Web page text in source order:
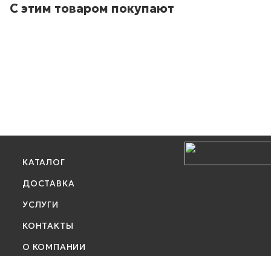
С этим товаром покупают
КАТАЛОГ
ДОСТАВКА
УСЛУГИ
КОНТАКТЫ
О КОМПАНИИ